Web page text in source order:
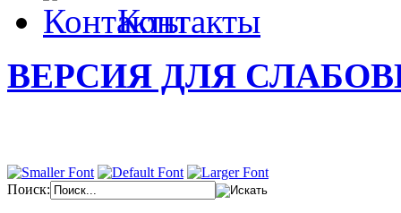
Контакты
ВЕРСИЯ ДЛЯ
Поиск: